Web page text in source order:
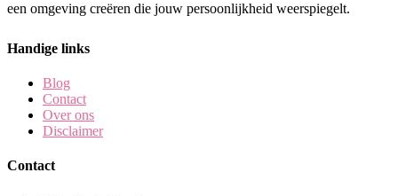
een omgeving creëren die jouw persoonlijkheid weerspiegelt.
Handige links
Blog
Contact
Over ons
Disclaimer
Contact